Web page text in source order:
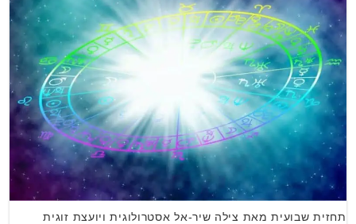
תחזית שבועית מאת צילה שיר-אל אסטרולוגית ויועצת זוגית